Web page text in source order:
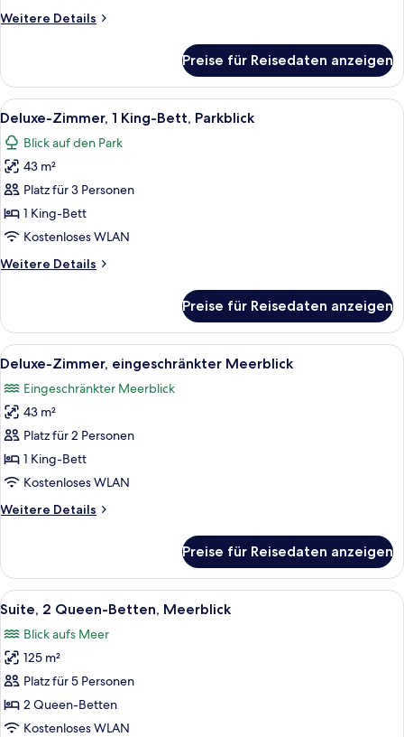
Weitere Details
Weitere
Zimmer,
2 Einzelbetten,
Parkblick
Preise für Reisedaten anzeigen
Alle
Fotos
für
Deluxe-
Zimmer,
1 King-
Bett,
anzeigen
Ein modernes Hotelzimmer mit
5
Deluxe-Zimmer, 1 King-Bett, Parkblick
Blick auf den Park
43 m²
Platz für 3 Personen
1 King-Bett
Kostenloses WLAN
Weitere Details
Weitere
Zimmer,
1 King-
Bett,
Preise für Reisedaten anzeigen
Alle
Fotos
für
Deluxe-
Zimmer,
eingeschränkter
Meerblick
Ein modernes Hotelzimmer mit
5
Deluxe-Zimmer, eingeschränkter Meerblick
Eingeschränkter Meerblick
43 m²
Platz für 2 Personen
1 King-Bett
Kostenloses WLAN
Weitere Details
Weitere
Zimmer,
eingeschränkter
Meerblick
Preise für Reisedaten anzeigen
Alle
Fotos
für
Suite,
2 Queen-
Betten,
Meerblick
Ein modernes Wohnzimmer mit
5
Suite, 2 Queen-Betten, Meerblick
Blick aufs Meer
125 m²
Platz für 5 Personen
2 Queen-Betten
Kostenloses WLAN